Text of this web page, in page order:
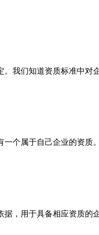
我们知道资质标准中对
个属于自己企业的资质。
，用于具备相应资质的